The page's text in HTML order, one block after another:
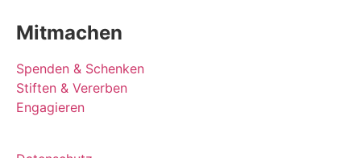
Mitmachen
Spenden & Schenken
Stiften & Vererben
Engagieren